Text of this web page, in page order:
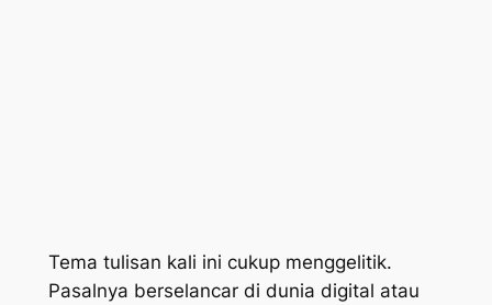
Tema tulisan kali ini cukup menggelitik.
Pasalnya berselancar di dunia digital atau